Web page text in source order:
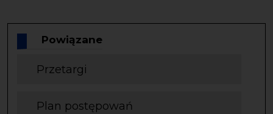
Powiązane
Przetargi
Plan postępowań